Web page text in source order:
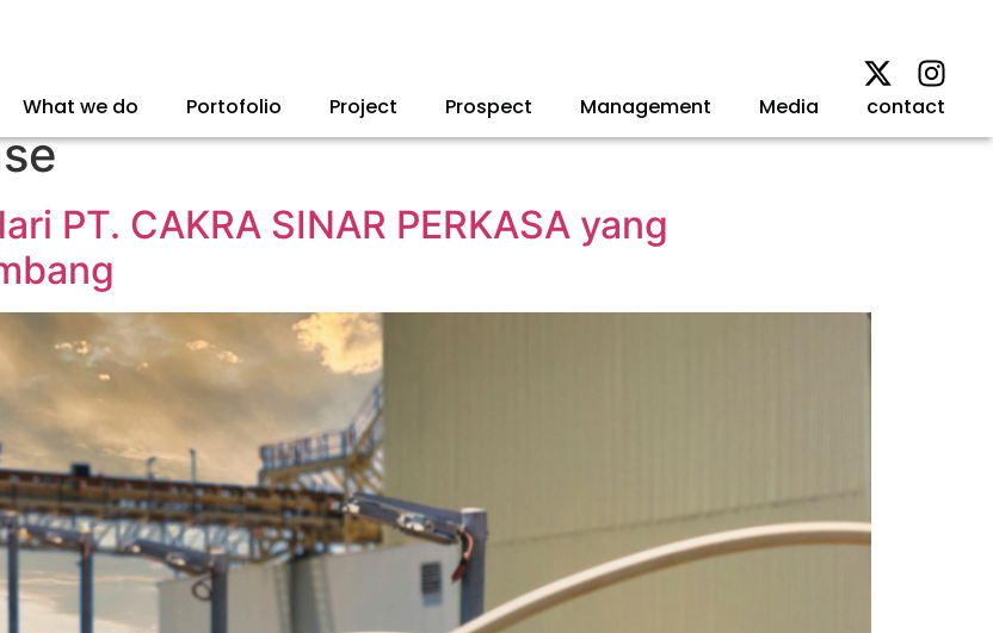
What we do Portofolio Project Prospect Management Media contact
PT. CAKRA SINAR PERKASA yang